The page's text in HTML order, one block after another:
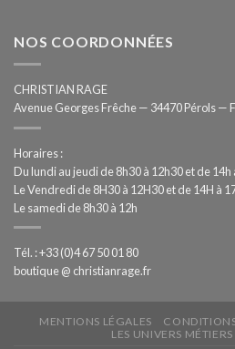
NOS COORDONNÉES
CHRISTIAN RAGE
Avenue Georges Frêche — 34470 Pérols —
Horaires :
Du lundi au jeudi de 8h30 à 12h30 et de 14h
Le Vendredi de 8H30 à 12H30 et de 14H à
Le samedi de 8h30 à 12h
Tél. : +33 (0)4 67 50 01 80
boutique @ christianrage.fr
MENTIONS LÉGALES
LES UNIVERS MÉTIERS